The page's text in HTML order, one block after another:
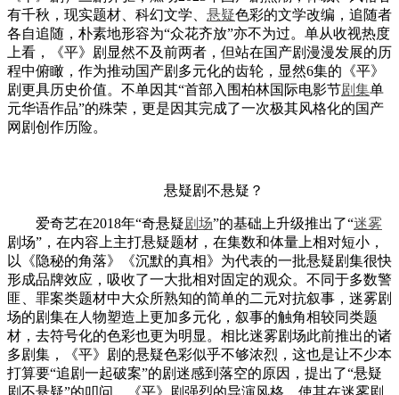
有千秋，现实题材、科幻文学、 悬疑色彩的文学改编，追随者
各自追随，朴素地形容为“众花齐放”亦不为过。单从收视热度
上看，《平》剧显然不及前两者，但站在国产剧漫漫发展的历
程中俯瞰，作为推动国产剧多元化的齿轮，显然6集的《平》
剧更具历史价值。不单因其“首部入围柏林国际电影节剧集单
元华语作品”的殊荣，更是因其完成了一次极其风格化的国产
网剧创作历险。
悬疑剧不悬疑？
爱奇艺在2018年“奇悬疑剧场”的基础上升级推出了“迷雾
剧场”，在内容上主打悬疑题材，在集数和体量上相对短小，
以《隐秘的角落》《沉默的真相》为代表的一批悬疑剧集很快
形成品牌效应，吸收了一大批相对固定的观众。不同于多数警
匪、罪案类题材中大众所熟知的简单的二元对抗叙事，迷雾剧
场的剧集在人物塑造上更加多元化，叙事的触角相较同类题
材，去符号化的色彩也更为明显。相比迷雾剧场此前推出的诸
多剧集，《平》剧的悬疑色彩似乎不够浓烈，这也是让不少本
打算要“追剧一起破案”的剧迷感到落空的原因，提出了“悬疑
剧不悬疑”的叩问。《平》剧强烈的导演风格，使其在迷雾剧